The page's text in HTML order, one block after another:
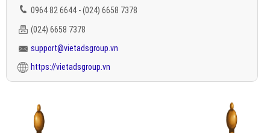
0964 82 6644 - (024) 6658 7378
(024) 6658 7378
support@vietadsgroup.vn
https://vietadsgroup.vn